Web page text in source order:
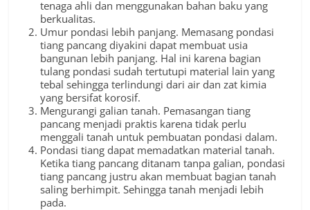
tenaga ahli dan menggunakan bahan baku yang
berkualitas.
Umur pondasi lebih panjang. Memasang pondasi
tiang pancang diyakini dapat membuat usia
bangunan lebih panjang. Hal ini karena bagian
tulang pondasi sudah tertutupi material lain yang
tebal sehingga terlindungi dari air dan zat kimia
yang bersifat korosif.
Mengurangi galian tanah. Pemasangan tiang
pancang menjadi praktis karena tidak perlu
menggali tanah untuk pembuatan pondasi dalam.
Pondasi tiang dapat memadatkan material tanah.
Ketika tiang pancang ditanam tanpa galian, pondasi
tiang pancang justru akan membuat bagian tanah
saling berhimpit. Sehingga tanah menjadi lebih
pada.